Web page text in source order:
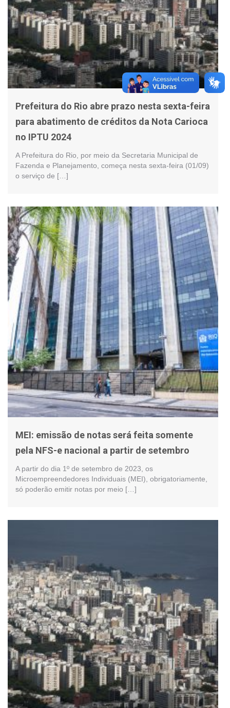
Prefeitura do Rio abre prazo nesta sexta-feira
para abatimento de créditos da Nota Carioca
no IPTU 2024
A Prefeitura do Rio, por meio da Secretaria Municipal de
Fazenda e Planejamento, começa nesta sexta-feira (01/09)
o serviço de […]
MEI: emissão de notas será feita somente
pela NFS-e nacional a partir de setembro
A partir do dia 1º de setembro de 2023, os
Microempreendedores Individuais (MEI), obrigatoriamente,
só poderão emitir notas por meio […]